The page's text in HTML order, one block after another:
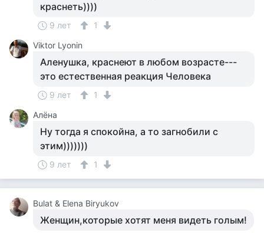
краснеть))))
9 лет
1
Viktor Lyonin
Аленушка, краснеют в любом возрасте---
это естественная реакция Человека
9 лет
1
Алёна
Ну тогда я спокойна, а то загнобили с
этим)))))))
9 лет 1
Bulat & Elena Biryukov
Женщин,которые хотят меня видеть голым!